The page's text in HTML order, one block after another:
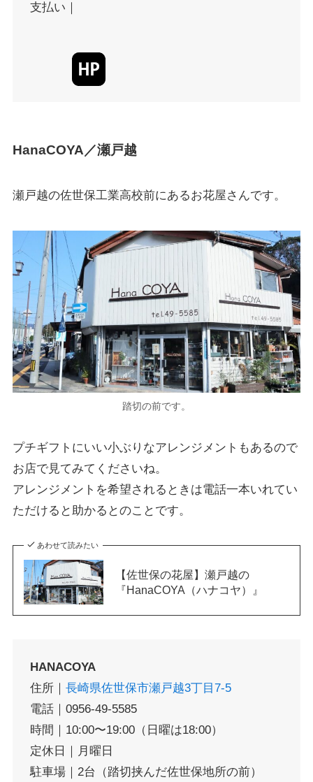
支払い｜
HanaCOYA／瀬戸越
瀬戸越の佐世保工業高校前にあるお花屋さんです。
踏切の前です。
プチギフトにいい小ぶりなアレンジメントもあるので
お店で見てみてくださいね。
アレンジメントを希望されるときは電話一本いれてい
ただけると助かるとのことです。
あわせて読みたい
【佐世保の花屋】瀬戸越の
『HanaCOYA（ハナコヤ）』
HANACOYA
住所｜長崎県佐世保市瀬戸越3丁目7-5
電話｜0956-49-5585
時間｜10:00〜19:00（日曜は18:00）
定休日｜月曜日
駐車場｜2台（踏切挟んだ佐世保地所の前）